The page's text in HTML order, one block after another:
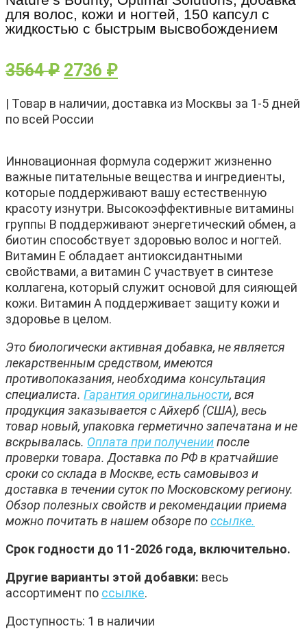
для волос, кожи и ногтей, 150 капсул с
жидкостью с быстрым высвобождением
3564₽ 2736 ₽
| Товар в наличии, доставка из Москвы за 1-5 дней
по всей России
Инновационная формула содержит жизненно
важные питательные вещества и ингредиенты,
которые поддерживают вашу естественную
красоту изнутри. Высокоэффективные витамины
группы B поддерживают энергетический обмен, а
биотин способствует здоровью волос и ногтей.
Витамин E обладает антиоксидантными
свойствами, а витамин C участвует в синтезе
коллагена, который служит основой для сияющей
кожи. Витамин A поддерживает защиту кожи и
здоровье в целом.
Это биологически активная добавка, не является
лекарственным средством, имеются
противопоказания, необходима консультация
специалиста. Гарантия оригинальности, вся
продукция заказывается с Айхерб (США), весь
товар новый, упаковка герметично запечатана и не
вскрывалась. Оплата при получениипосле
проверки товара. Доставка по РФ в кратчайшие
сроки со склада в Москве, есть самовывоз и
доставка в течении суток по Московскому региону.
Обзор полезных свойств и рекомендации приема
можно почитать в нашем обзоре по ссылке.
Срок годности до 11-2026 года, включительно.
Другие варианты этой добавки: весь
ассортимент по ссылке.
Доступность: 1 в наличии